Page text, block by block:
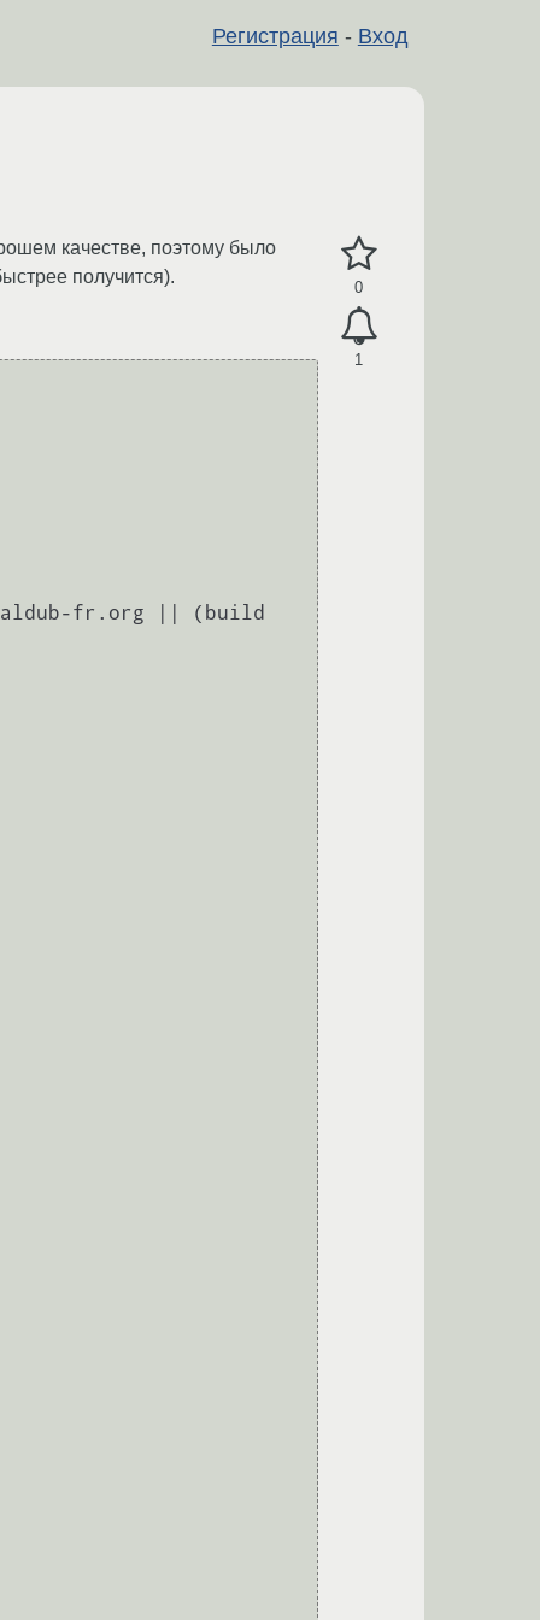
Регистрация - Вход
0
1
качестве, поэтому было
получится).
fr.org || (build